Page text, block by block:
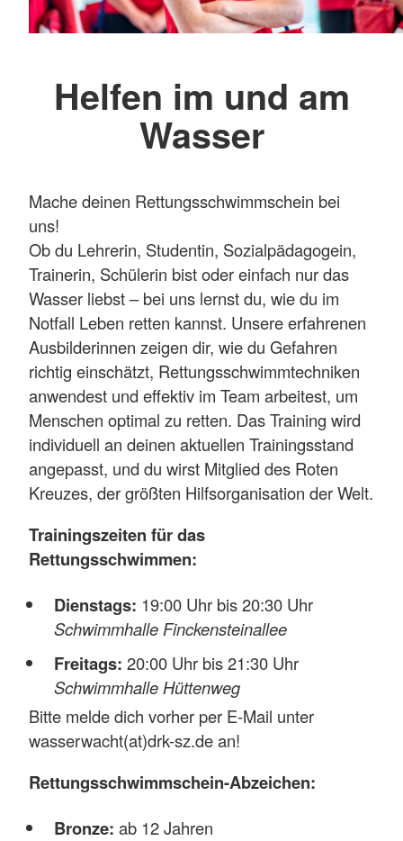
Helfen im und am
Wasser
Mache deinen Rettungsschwimmschein bei
uns!
Ob du Lehrerin, Studentin, Sozialpädagogein,
Trainerin, Schülerin bist oder einfach nur das
Wasser liebst – bei uns lernst du, wie du im
Notfall Leben retten kannst. Unsere erfahrenen
Ausbilderinnen zeigen dir, wie du Gefahren
richtig einschätzt, Rettungsschwimmtechniken
anwendest und effektiv im Team arbeitest, um
Menschen optimal zu retten. Das Training wird
individuell an deinen aktuellen Trainingsstand
angepasst, und du wirst Mitglied des Roten
Kreuzes, der größten Hilfsorganisation der Welt.
Trainingszeiten für das
Rettungsschwimmen:
Dienstags: 19:00 Uhr bis 20:30 Uhr
Schwimmhalle Finckensteinallee
Freitags: 20:00 Uhr bis 21:30 Uhr
Schwimmhalle Hüttenweg
Bitte melde dich vorher per E-Mail unter
wasserwacht(at)drk-sz.de an!
Rettungsschwimmschein-Abzeichen:
Bronze: ab 12 Jahren